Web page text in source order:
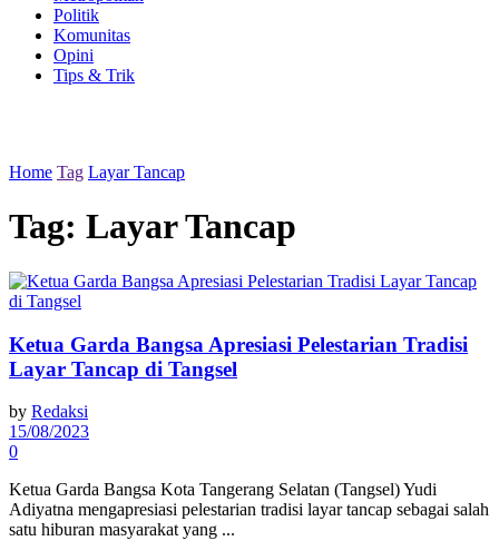
Politik
Komunitas
Opini
Tips & Trik
Home Tag Layar Tancap
Tag: Layar Tancap
Ketua Garda Bangsa Apresiasi Pelestarian Tradisi
Layar Tancap di Tangsel
by Redaksi
15/08/2023
0
Ketua Garda Bangsa Kota Tangerang Selatan (Tangsel) Yudi
Adiyatna mengapresiasi pelestarian tradisi layar tancap sebagai salah
satu hiburan masyarakat yang ...